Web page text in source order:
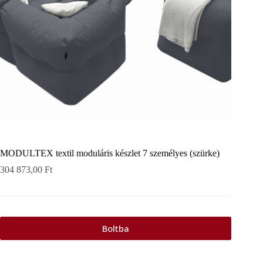
MODULTEX textil moduláris készlet 7 személyes (szürke)
304 873,00 Ft
Boltba